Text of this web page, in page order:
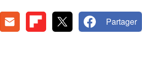
Partager